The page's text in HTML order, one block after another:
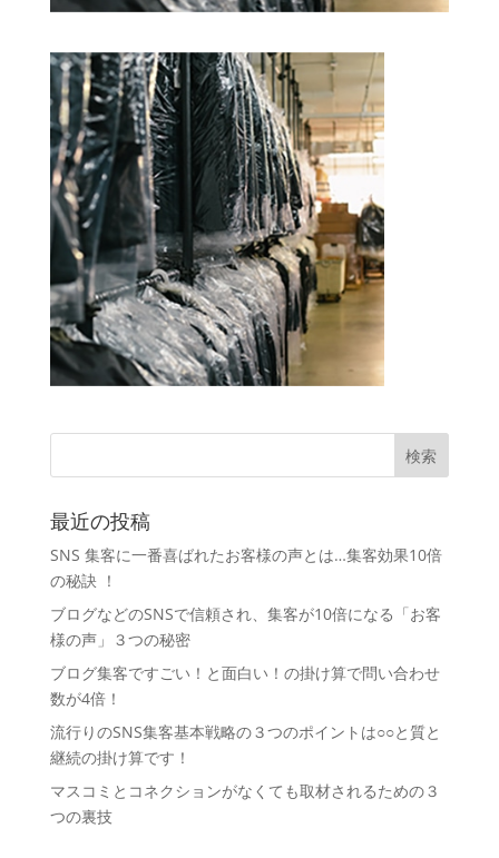
最近の投稿
SNS 集客に一番喜ばれたお客様の声とは…集客効果10倍
の秘訣 ！
ブログなどのSNSで信頼され、集客が10倍になる「お客
様の声」３つの秘密
ブログ集客ですごい！と面白い！の掛け算で問い合わせ
数が4倍！
流行りのSNS集客基本戦略の３つのポイントは○○と質と
継続の掛け算です！
マスコミとコネクションがなくても取材されるための３
つの裏技